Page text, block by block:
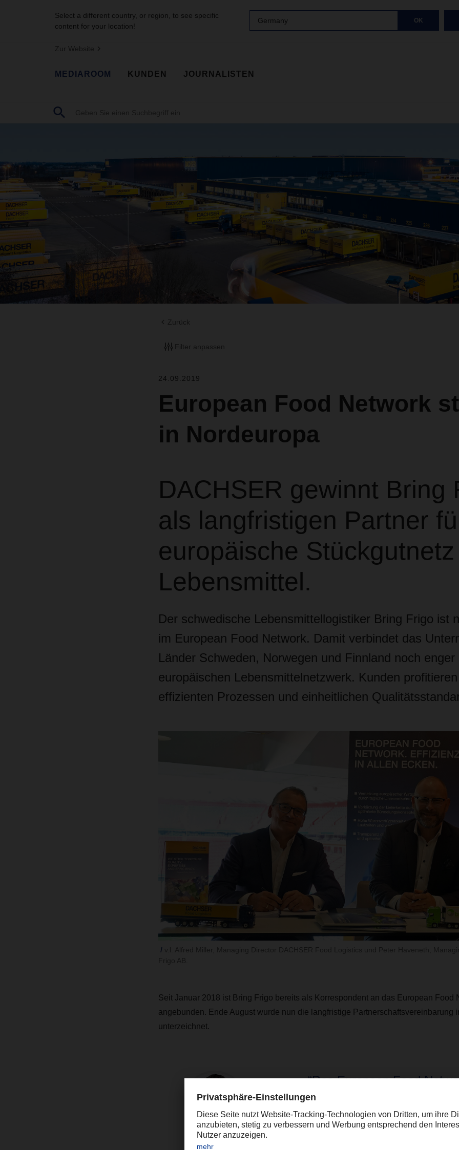
Select a different country, or region, to see specific
content for your location!
Germany OK
Zur Website
MEDIAROOM KUNDEN JOURNALISTEN
Zurück
Filter anpassen
24.09.2019
European Food Network
in Nordeuropa
DACHSER gewinnt Bring
als langfristigen Partner
europäische
Lebensmittel.
Der schwedische Lebensmittellogistiker Bring Frigo ist
im European Food Network. Damit verbindet das
Länder Schweden, Norwegen und Finnland noch enger
europäischen Lebensmittelnetzwerk. Kunden
effizienten Prozessen und einheitlichen
Seit Januar 2018 ist Bring Frigo bereits als Korrespondent an das European Food
angebunden. Ende August wurde nun die langfristige Partnerschaftsvereinbarung
unterzeichnet.
“Das European Food
Wahl, wenn es um
in Europa geht. Bring Frigo